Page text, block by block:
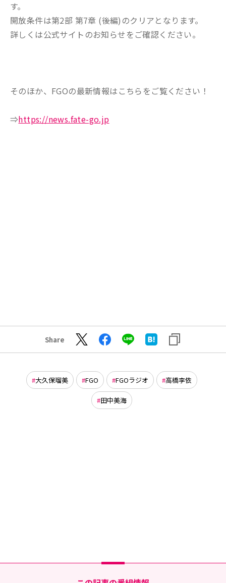
す。
開放条件は第2部 第7章 (後編)のクリアとなります。
詳しくは公式サイトのお知らせをご確認ください。
そのほか、FGOの最新情報はこちらをご覧ください！
⇒https://news.fate-go.jp
Share
大久保瑠美 FGO FGOラジオ 高橋李依
田中美海